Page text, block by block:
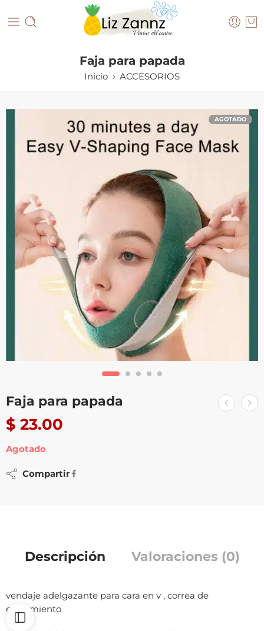
Faja para papada
Inicio ACCESORIOS
AGOTADO
Faja para papada
$ 23.00
Agotado
Compartir
Descripción Valoraciones (0)
vendaje adelgazante para cara en v , correa de
estiramiento